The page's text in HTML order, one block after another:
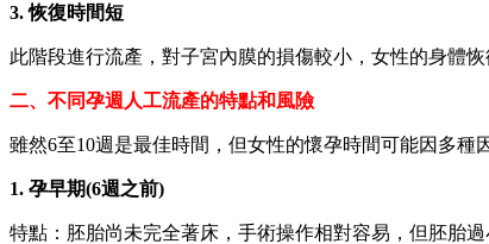
3. 恢復時間短
此階段進行流產，對子宮內膜的損傷較小，女性的身體
二、不同孕週人工流產的特點和風險
雖然6至10週是最佳時間，但女性的懷孕時間可能因多種
1. 孕早期(6週之前)
特點：胚胎尚未完全著床，手術操作相對容易，但胚胎